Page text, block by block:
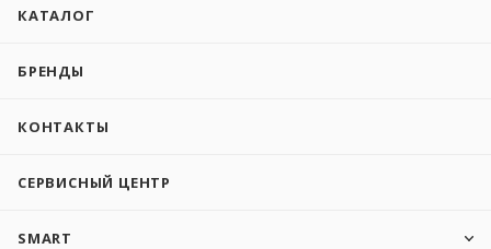
КАТАЛОГ
БРЕНДЫ
КОНТАКТЫ
СЕРВИСНЫЙ ЦЕНТР
SMART